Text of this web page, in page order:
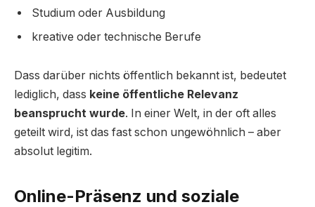
Studium oder Ausbildung
kreative oder technische Berufe
Dass darüber nichts öffentlich bekannt ist, bedeutet
lediglich, dass keine öffentliche Relevanz
beansprucht wurde. In einer Welt, in der oft alles
geteilt wird, ist das fast schon ungewöhnlich – aber
absolut legitim.
Online-Präsenz und soziale